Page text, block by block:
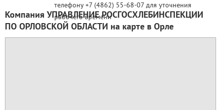
телефону +7 (4862) 55-68-07 для уточнения
рабочего времени
Компания УПРАВЛЕНИЕ РОСГОСХЛЕБИНСПЕКЦИИ
ПО ОРЛОВСКОЙ ОБЛАСТИ на карте в Орле